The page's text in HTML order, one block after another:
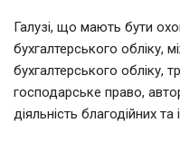
Галузі, що мають бути
бухгалтерського обліку,
бухгалтерського обліку,
господарське право,
діяльність благодійних